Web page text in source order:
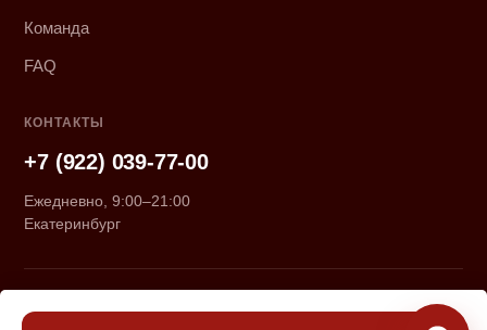
Команда
FAQ
КОНТАКТЫ
+7 (922) 039-77-00
Ежедневно, 9:00–21:00
Екатеринбург
Политика конфиденциальности